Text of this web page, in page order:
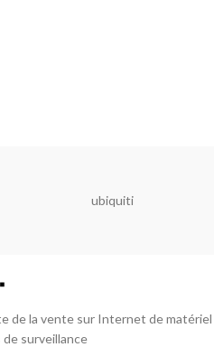
ubiquiti
de la vente sur Internet de matériel
surveillance